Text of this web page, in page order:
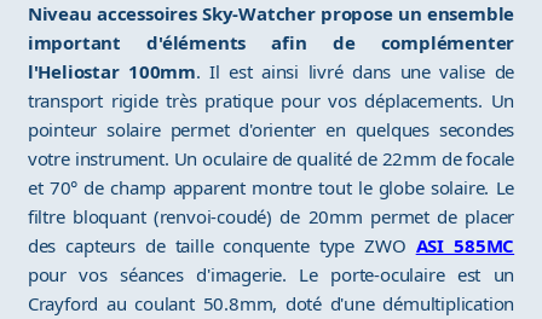
Niveau accessoires Sky-Watcher propose un ensemble
important d'éléments afin de complémenter
l'Heliostar 100mm. Il est ainsi livré dans une valise de
transport rigide très pratique pour vos déplacements. Un
pointeur solaire permet d'orienter en quelques secondes
votre instrument. Un oculaire de qualité de 22mm de focale
et 70° de champ apparent montre tout le globe solaire. Le
filtre bloquant (renvoi-coudé) de 20mm permet de placer
des capteurs de taille conquente type ZWO ASI 585MC
pour vos séances d'imagerie. Le porte-oculaire est un
Crayford au coulant 50.8mm, doté d'une démultiplication